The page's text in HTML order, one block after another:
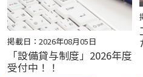
掲載日：2026年08月05日
「設備貸与制度」2026年度
受付中！！